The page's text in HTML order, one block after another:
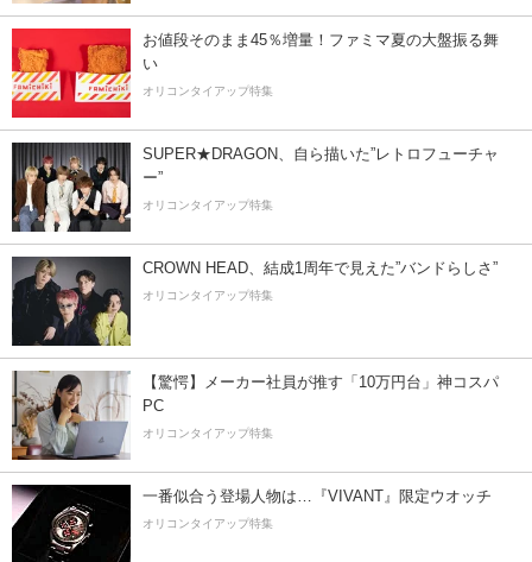
お値段そのまま45％増量！ファミマ夏の大盤振る舞
い
オリコンタイアップ特集
SUPER★DRAGON、自ら描いた”レトロフューチャ
ー”
オリコンタイアップ特集
CROWN HEAD、結成1周年で見えた”バンドらしさ”
オリコンタイアップ特集
【驚愕】メーカー社員が推す「10万円台」神コスパ
PC
オリコンタイアップ特集
一番似合う登場人物は…『VIVANT』限定ウオッチ
オリコンタイアップ特集